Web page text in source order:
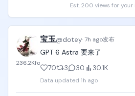
传过去的是纯文本摘要或回答
Est. 200 views for your
236.2Kfo
宝玉@dotey·7h ago发布
GPT 6 Astra 要来了
70
3 30 30.1K
Data updated 1h ago